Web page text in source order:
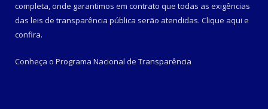
completa, onde garantimos em contrato que todas as exigências
das leis de transparência pública serão atendidas. Clique aqui e
confira.
Conheça o Programa Nacional de Transparência